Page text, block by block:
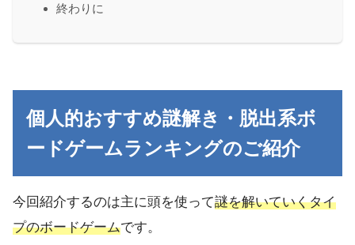
終わりに
個人的おすすめ謎解き・脱出系ボ
ードゲームランキングのご紹介
今回紹介するのは主に頭を使って謎を解いていくタイ
プのボードゲームです。